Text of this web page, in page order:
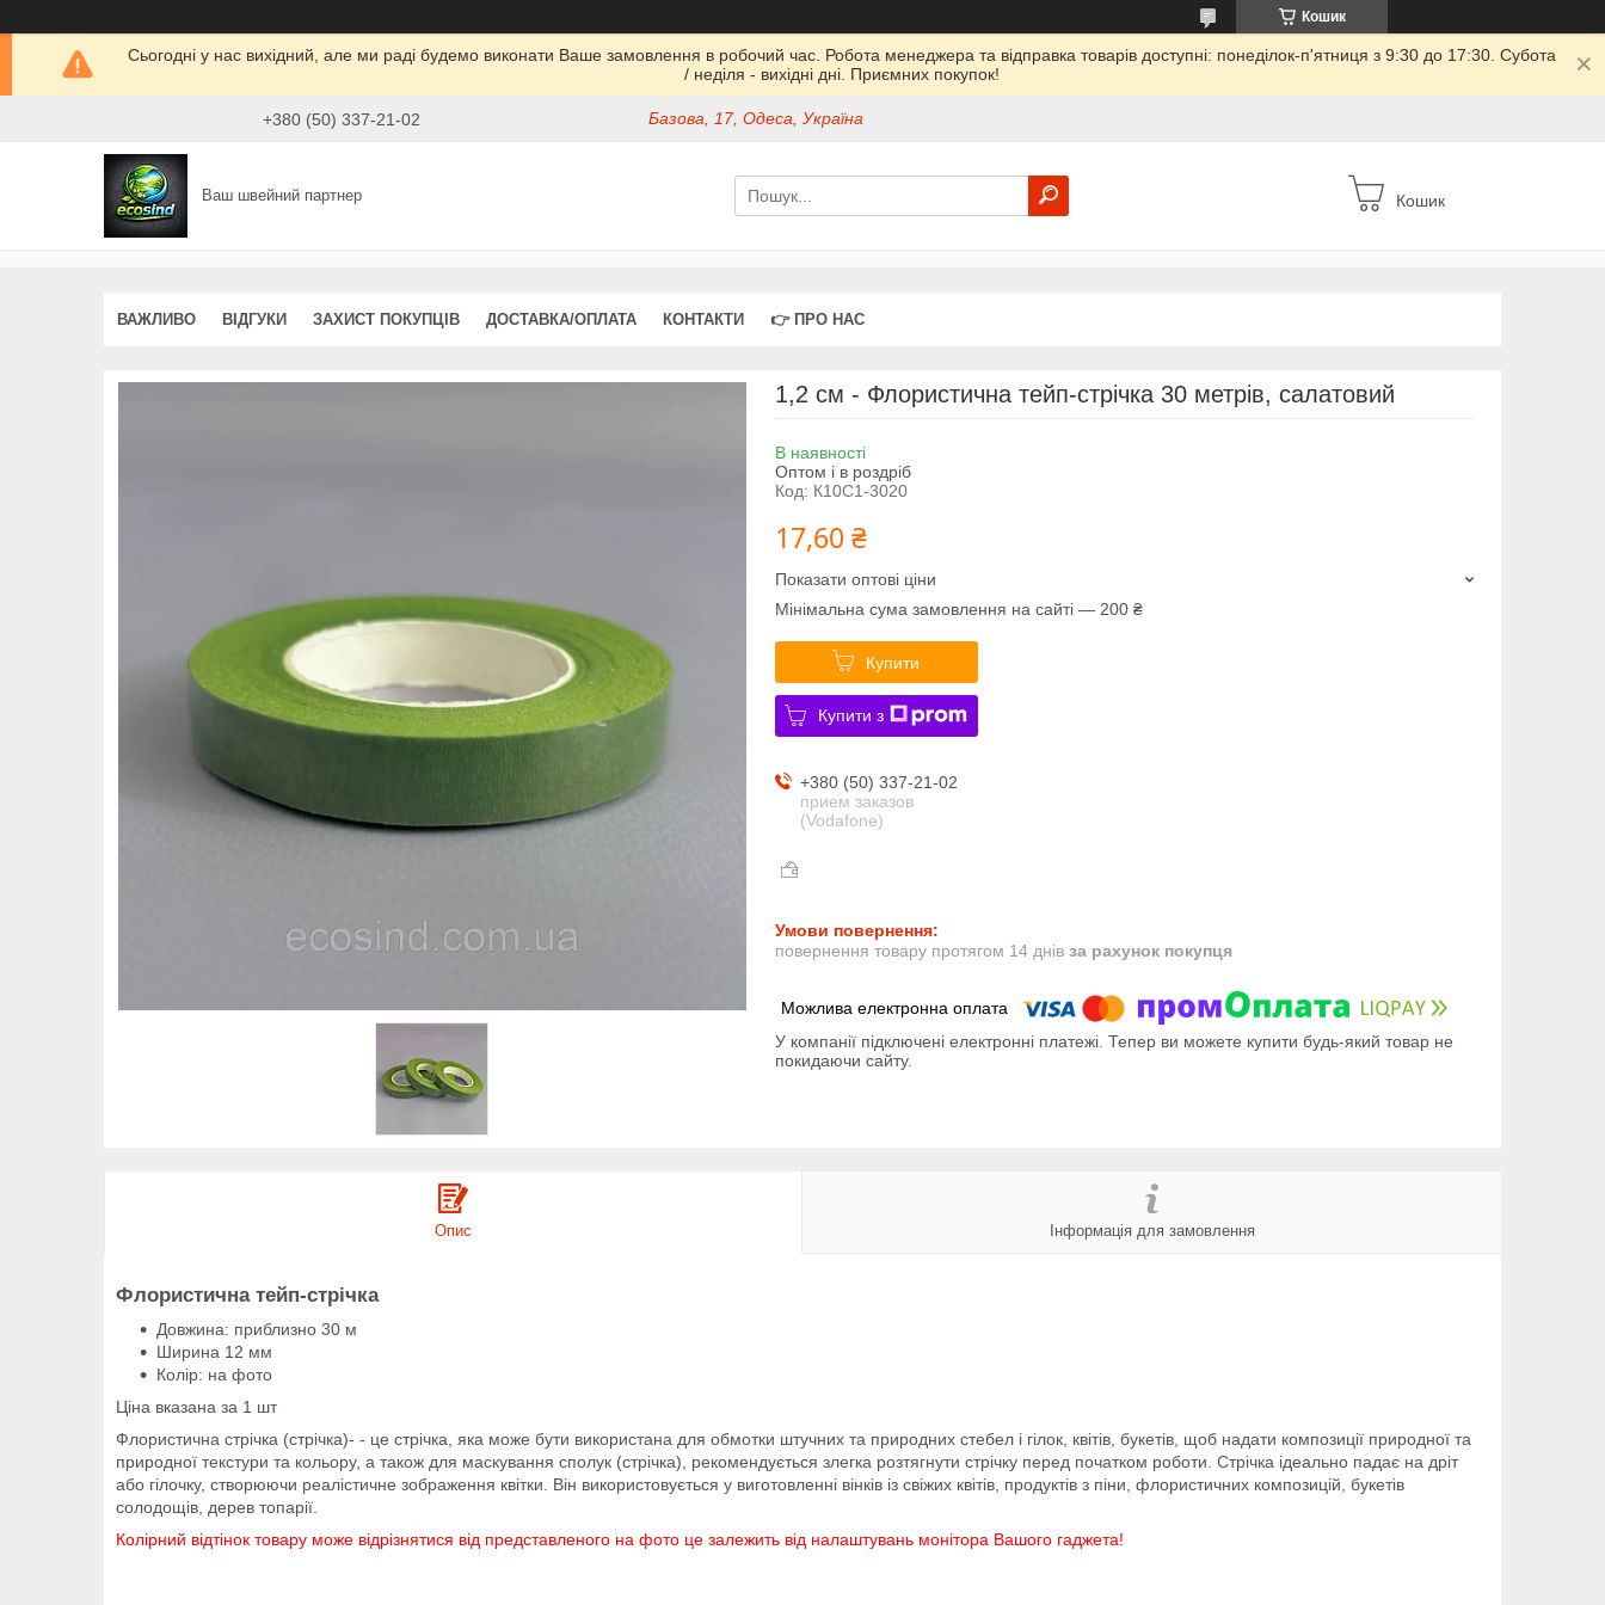
Кошик
Сьогодні у нас вихідний, але ми раді будемо виконати Ваше замовлення в робочий час. Робота менеджера та відправка товарів доступні: понеділок-п'ятниця з 9:30 до 17:30. Субота
/ неділя - вихідні дні. Приємних покупок!
+380 (50) 337-21-02 Базова, 17, Одеса, Україна
Ваш швейний партнер Кошик
ВАЖЛИВО ВІДГУКИ ЗАХИСТ ПОКУПЦІВ ДОСТАВКА/ОПЛАТА КОНТАКТИ 👉 ПРО НАС
1,2 см - Флористична тейп-стрічка 30 метрів, салатовий
В наявності
Оптом і в роздріб
Код: К10С1-3020
17,60 ₴
Показати оптові ціни
Мінімальна сума замовлення на сайті — 200 ₴
Купити
Купити з
+380 (50) 337-21-02
прием заказов
(Vodafone)
повернення товару протягом 14 днів за рахунок покупця
У компанії підключені електронні платежі. Тепер ви можете купити будь-який товар не
покидаючи сайту.
Опис Інформація для замовлення
Флористична тейп-стрічка
Довжина: приблизно 30 м
Ширина 12 мм
Колір: на фото
Ціна вказана за 1 шт
Флористична стрічка (стрічка)- - це стрічка, яка може бути використана для обмотки штучних та природних стебел і гілок, квітів, букетів, щоб надати композиції природної та
природної текстури та кольору, а також для маскування сполук (стрічка), рекомендується злегка розтягнути стрічку перед початком роботи. Стрічка ідеально падає на дріт
або гілочку, створюючи реалістичне зображення квітки. Він використовується у виготовленні вінків із свіжих квітів, продуктів з піни, флористичних композицій, букетів
солодощів, дерев топарії.
Колірний відтінок товару може відрізнятися від представленого на фото це залежить від налаштувань монітора Вашого гаджета!